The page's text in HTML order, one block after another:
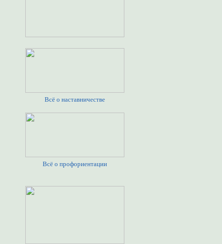
Всё о наставничестве
Всё о профориентации